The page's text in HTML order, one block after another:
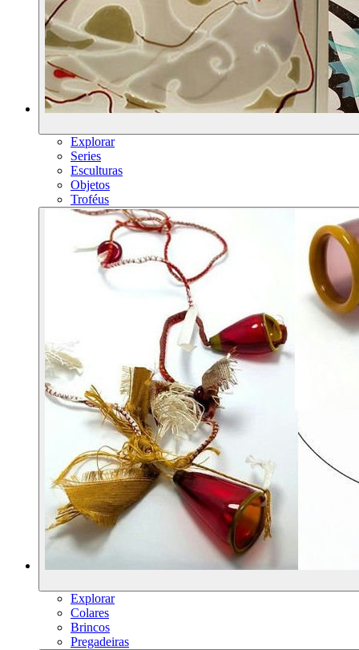
Explorar
Series
Esculturas
Objetos
Troféus
Explorar
Colares
Brincos
Pregadeiras